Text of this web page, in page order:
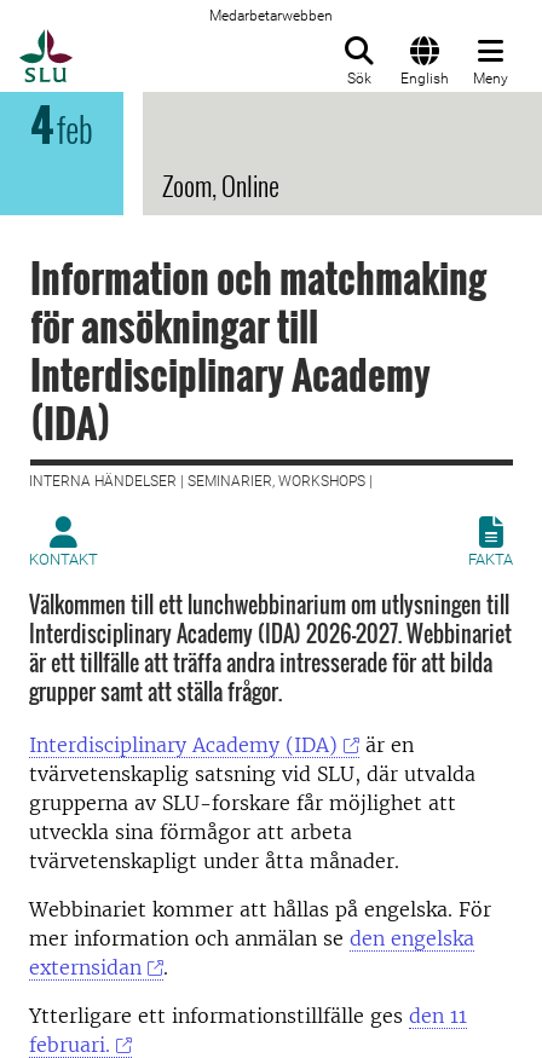
Medarbetarwebben
Sök English Meny
4feb
Zoom, Online
Information och matchmaking
för ansökningar till
Interdisciplinary Academy
(IDA)
INTERNA HÄNDELSER | SEMINARIER, WORKSHOPS |
KONTAKT FAKTA
Välkommen till ett lunchwebbinarium om utlysningen till
Interdisciplinary Academy (IDA) 2026-2027. Webbinariet
är ett tillfälle att träffa andra intresserade för att bilda
grupper samt att ställa frågor.
Interdisciplinary Academy (IDA)
är en
tvärvetenskaplig satsning vid SLU, där utvalda
grupperna av SLU-forskare får möjlighet att
utveckla sina förmågor att arbeta
tvärvetenskapligt under åtta månader.
Webbinariet kommer att hållas på engelska. För
mer information och anmälan se den engelska
externsidan
.
Ytterligare ett informationstillfälle ges den 11
februari.